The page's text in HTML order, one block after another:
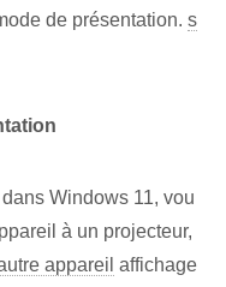
de présentation. s
Windows 11, vou
à un projecteur,
appareil affichage